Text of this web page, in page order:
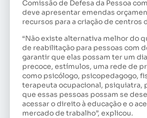
Comissão de Defesa da Pessoa
deve apresentar emendas
recursos para a criação de centros
“Não existe alternativa melhor do
de reabilitação para pessoas com
garantir que elas possam ter um
precoce, estímulos, uma rede de
como psicólogo, psicopedagogo,
terapeuta ocupacional, psiquiatra,
que essas pessoas possam se
acessar o direito à educação e o
mercado de trabalho”, explicou.